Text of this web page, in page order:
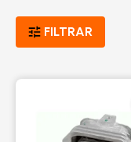
FILTRAR